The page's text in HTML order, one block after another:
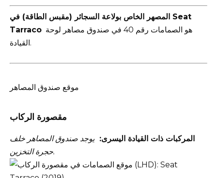
المصهر الخاص بولاعة السجائر (مقبس الطاقة) في Seat
Tarraco
القيادة.
موقع صندوق المصاهر
مقصورة الركاب
المركبات ذات القيادة اليسرى:يوجد صندوق المصاهر خلف
حجرة التخزين.